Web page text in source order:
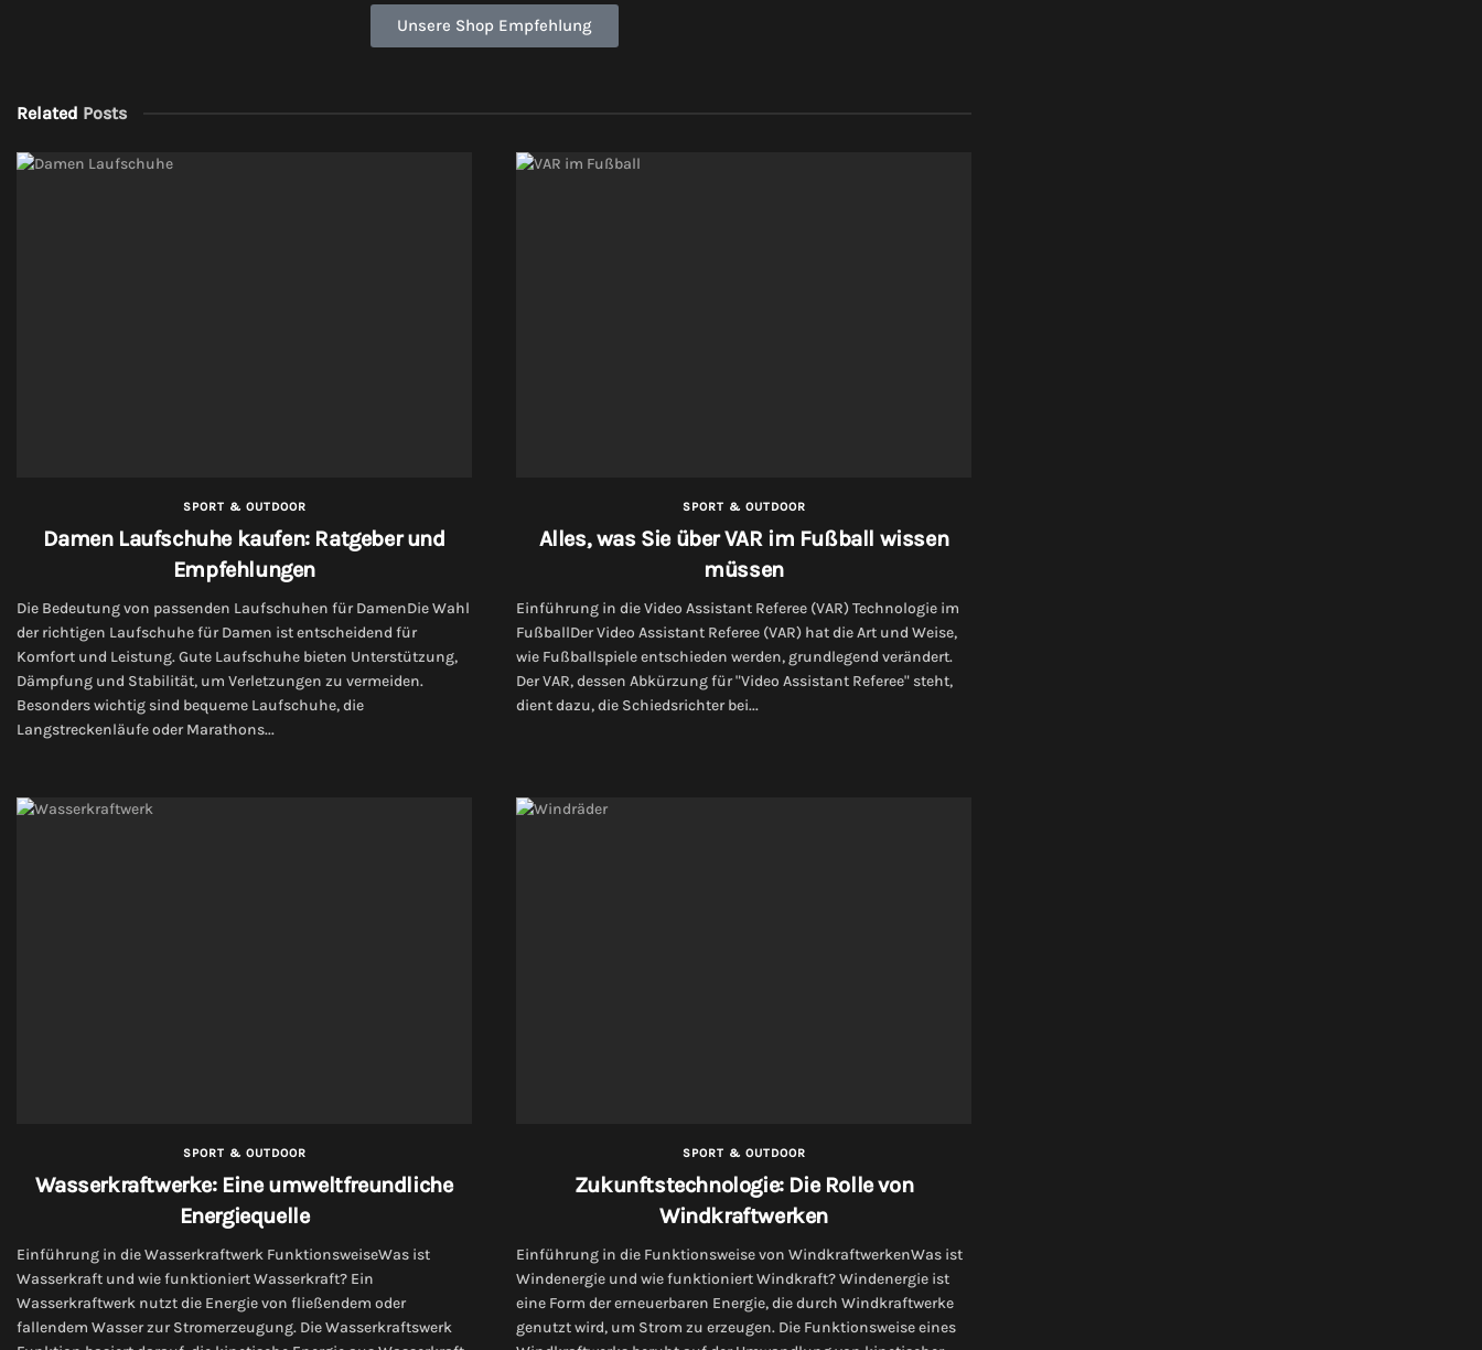
Unsere Shop Empfehlung
Related Posts
SPORT & OUTDOOR
Damen Laufschuhe kaufen: Ratgeber und
Empfehlungen
Die Bedeutung von passenden Laufschuhen für DamenDie Wahl
der richtigen Laufschuhe für Damen ist entscheidend für
Komfort und Leistung. Gute Laufschuhe bieten Unterstützung,
Dämpfung und Stabilität, um Verletzungen zu vermeiden.
Besonders wichtig sind bequeme Laufschuhe, die
Langstreckenläufe oder Marathons...
SPORT & OUTDOOR
Alles, was Sie über VAR im Fußball wissen
müssen
Einführung in die Video Assistant Referee (VAR) Technologie im
FußballDer Video Assistant Referee (VAR) hat die Art und Weise,
wie Fußballspiele entschieden werden, grundlegend verändert.
Der VAR, dessen Abkürzung für "Video Assistant Referee" steht,
dient dazu, die Schiedsrichter bei...
SPORT & OUTDOOR
Wasserkraftwerke: Eine umweltfreundliche
Energiequelle
Einführung in die Wasserkraftwerk FunktionsweiseWas ist
Wasserkraft und wie funktioniert Wasserkraft? Ein
Wasserkraftwerk nutzt die Energie von fließendem oder
fallendem Wasser zur Stromerzeugung. Die Wasserkraftswerk
SPORT & OUTDOOR
Zukunftstechnologie: Die Rolle von
Windkraftwerken
Einführung in die Funktionsweise von WindkraftwerkenWas ist
Windenergie und wie funktioniert Windkraft? Windenergie ist
eine Form der erneuerbaren Energie, die durch Windkraftwerke
genutzt wird, um Strom zu erzeugen. Die Funktionsweise eines